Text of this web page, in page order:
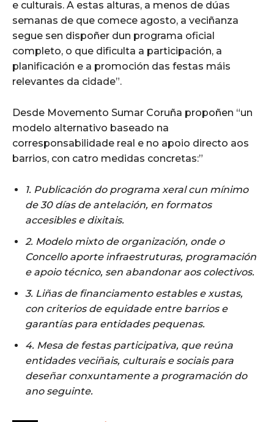
e culturais. A estas alturas, a menos de dúas
semanas de que comece agosto, a veciñanza
segue sen dispoñer dun programa oficial
completo, o que dificulta a participación, a
planificación e a promoción das festas máis
relevantes da cidade”.
Desde Movemento Sumar Coruña propoñen “un
modelo alternativo baseado na
corresponsabilidade real e no apoio directo aos
barrios, con catro medidas concretas:”
1. Publicación do programa xeral cun mínimo
de 30 días de antelación, en formatos
accesibles e dixitais.
2. Modelo mixto de organización, onde o
Concello aporte infraestruturas, programación
e apoio técnico, sen abandonar aos colectivos.
3. Liñas de financiamento estables e xustas,
con criterios de equidade entre barrios e
garantías para entidades pequenas.
4. Mesa de festas participativa, que reúna
entidades veciñais, culturais e sociais para
deseñar conxuntamente a programación do
ano seguinte.